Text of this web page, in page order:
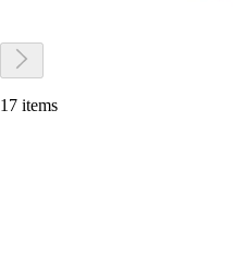
17 items